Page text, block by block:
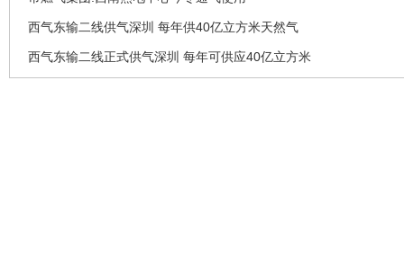
西气东输二线供气深圳 每年供40亿立方米天然气
西气东输二线正式供气深圳 每年可供应40亿立方米